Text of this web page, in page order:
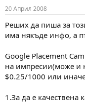
а
д
а
а
20 Април 2008
Реших да пиша за
има някъде инфо, а
Google Placement
на импресии(може и
$0.25/1000 или
1.За да е качествена